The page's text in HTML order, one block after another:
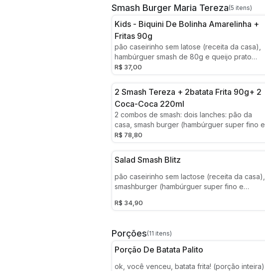
Smash Burger Maria Tereza(5 itens)
Kids - Biquini De Bolinha Amarelinha +
Fritas 90g
pão caseirinho sem latose (receita da casa),
hambúrguer smash de 80g e queijo prato
derretido + fritas
R$ 37,00
2 Smash Tereza + 2batata Frita 90g+ 2
Coca-Coca 220ml
2 combos de smash: dois lanches: pão da
casa, smash burger (hambúrguer super fino e
amassado na chapa), queijo cheddar, cebola
caramelizada . acompanha 2 fritas 90g e 2
R$ 78,80
Salad Smash Blitz
pão caseirinho sem lactose (receita da casa),
smashburger (hambúrguer super fino e
roxa, queijo cheddar e maionese de ovo
R$ 34,90
Porções(11 itens)
Porção De Batata Palito
ok, você venceu, batata frita! (porção inteira)